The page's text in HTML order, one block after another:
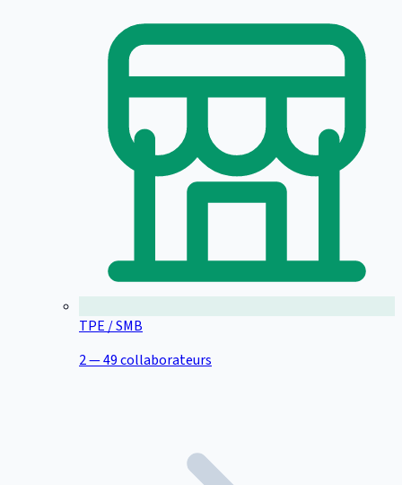
TPE / SMB
2 — 49 collaborateurs